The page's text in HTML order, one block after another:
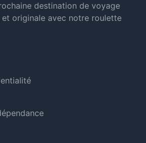
destination de voyage
et originale avec notre roulette